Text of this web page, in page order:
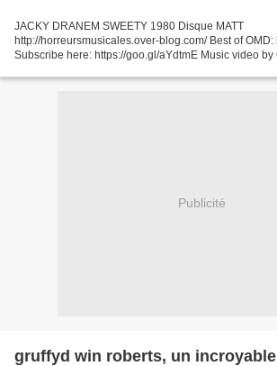
JACKY DRANEM SWEETY 1980 Disque MATT
http://horreursmusicales.over-blog.com/ Best of OMD:
Subscribe here: https://goo.gl/aYdtmE Music video by
dranem...
Publicité
gruffyd win roberts, un